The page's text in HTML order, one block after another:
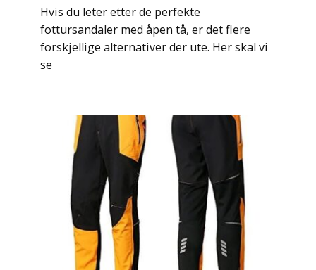
Hvis du leter etter de perfekte
fottursandaler med åpen tå, er det flere
forskjellige alternativer der ute. Her skal vi
se